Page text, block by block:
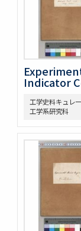
Indicator
工学史料キュレ
工学系研究科